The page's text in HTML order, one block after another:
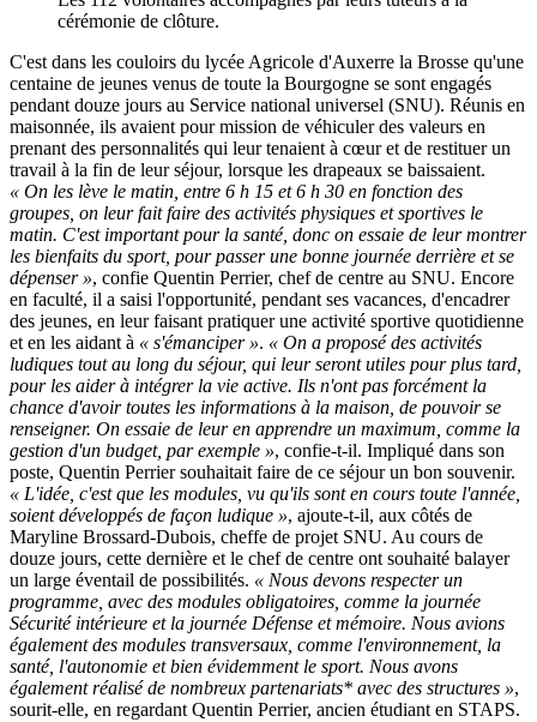
cérémonie de clôture.
C'est dans les couloirs du lycée Agricole d'Auxerre la Brosse qu'une
centaine de jeunes venus de toute la Bourgogne se sont engagés
pendant douze jours au Service national universel (SNU). Réunis en
maisonnée, ils avaient pour mission de véhiculer des valeurs en
prenant des personnalités qui leur tenaient à cœur et de restituer un
travail à la fin de leur séjour, lorsque les drapeaux se baissaient.
« On les lève le matin, entre 6 h 15 et 6 h 30 en fonction des
groupes, on leur fait faire des activités physiques et sportives le
matin. C'est important pour la santé, donc on essaie de leur montrer
les bienfaits du sport, pour passer une bonne journée derrière et se
dépenser », confie Quentin Perrier, chef de centre au SNU. Encore
en faculté, il a saisi l'opportunité, pendant ses vacances, d'encadrer
des jeunes, en leur faisant pratiquer une activité sportive quotidienne
et en les aidant à « s'émanciper ». « On a proposé des activités
ludiques tout au long du séjour, qui leur seront utiles pour plus tard,
pour les aider à intégrer la vie active. Ils n'ont pas forcément la
chance d'avoir toutes les informations à la maison, de pouvoir se
renseigner. On essaie de leur en apprendre un maximum, comme la
gestion d'un budget, par exemple », confie-t-il. Impliqué dans son
poste, Quentin Perrier souhaitait faire de ce séjour un bon souvenir.
« L'idée, c'est que les modules, vu qu'ils sont en cours toute l'année,
soient développés de façon ludique », ajoute-t-il, aux côtés de
Maryline Brossard-Dubois, cheffe de projet SNU. Au cours de
douze jours, cette dernière et le chef de centre ont souhaité balayer
un large éventail de possibilités. « Nous devons respecter un
programme, avec des modules obligatoires, comme la journée
Sécurité intérieure et la journée Défense et mémoire. Nous avions
également des modules transversaux, comme l'environnement, la
santé, l'autonomie et bien évidemment le sport. Nous avons
également réalisé de nombreux partenariats* avec des structures »,
sourit-elle, en regardant Quentin Perrier, ancien étudiant en STAPS.